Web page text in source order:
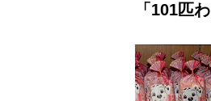
「101匹